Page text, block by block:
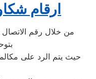
ارقام
حيث يتم الرد على